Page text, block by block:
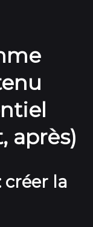
après)
créer la